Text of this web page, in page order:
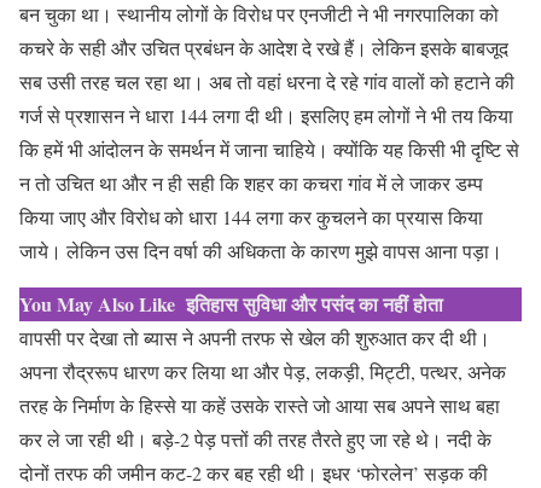
बन चुका था। स्थानीय लोगों के विरोध पर एनजीटी ने भी नगरपालिका को
कचरे के सही और उचित प्रबंधन के आदेश दे रखे हैं। लेकिन इसके बाबजूद
सब उसी तरह चल रहा था। अब तो वहां धरना दे रहे गांव वालों को हटाने की
गर्ज से प्रशासन ने धारा 144 लगा दी थी। इसलिए हम लोगों ने भी तय किया
कि हमें भी आंदोलन के समर्थन में जाना चाहिये। क्योंकि यह किसी भी दृष्टि से
न तो उचित था और न ही सही कि शहर का कचरा गांव में ले जाकर डम्प
किया जाए और विरोध को धारा 144 लगा कर कुचलने का प्रयास किया
जाये। लेकिन उस दिन वर्षा की अधिकता के कारण मुझे वापस आना पड़ा।
You May Also Like इतिहास सुविधा और पसंद का नहीं होता
वापसी पर देखा तो ब्यास ने अपनी तरफ से खेल की शुरुआत कर दी थी।
अपना रौद्ररूप धारण कर लिया था और पेड़, लकड़ी, मिट्टी, पत्थर, अनेक
तरह के निर्माण के हिस्से या कहें उसके रास्ते जो आया सब अपने साथ बहा
कर ले जा रही थी। बड़े-2 पेड़ पत्तों की तरह तैरते हुए जा रहे थे। नदी के
दोनों तरफ की जमीन कट-2 कर बह रही थी। इधर ‘फोरलेन’ सड़क की